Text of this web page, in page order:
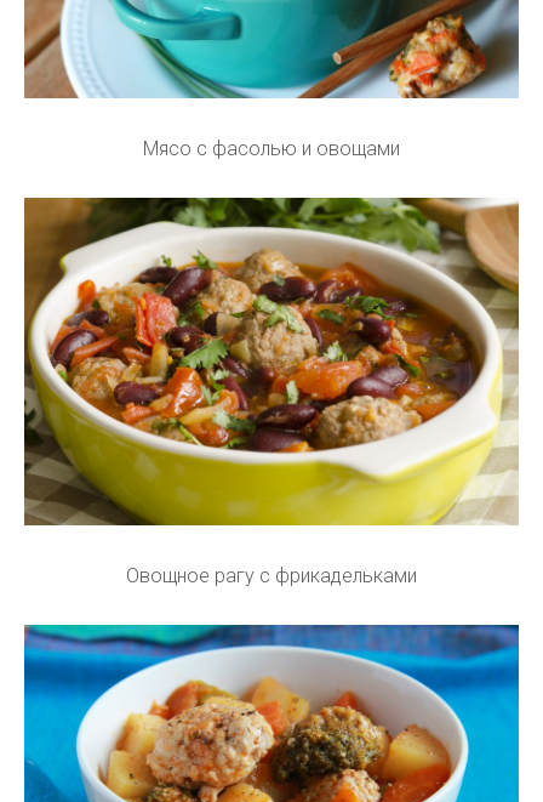
Мясо с фасолью и овощами
Овощное рагу с фрикадельками